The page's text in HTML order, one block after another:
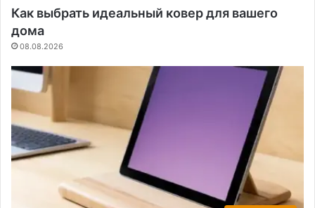
Как выбрать идеальный ковер для вашего
дома
08.08.2026